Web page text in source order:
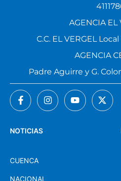
NOTICIAS
CUENCA
NACIONAL
AGENCIA EL
C.C. EL VERGEL
AGENCIA
Padre Aguirre y G.